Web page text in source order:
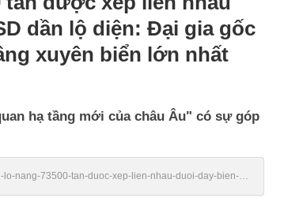
dần lộ diện: Đại gia gốc
xuyên biển lớn nhất
hạ tầng mới của châu Âu" có sự góp
lo-nang-73500-tan-duoc-xep-lien-nhau-duoi-day-bien-